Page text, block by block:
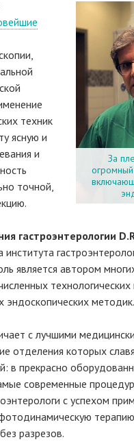
За
огромный
техник
ясную и
и
точной,
гастроэнтерологии
института
является автором
эндоскопических методик.
с лучшими
отделения которых
в прекрасно
современные
с успехом
разрезов.